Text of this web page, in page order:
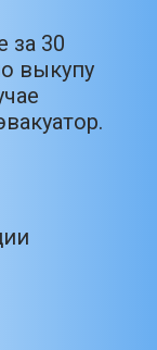
за 30
выкупу